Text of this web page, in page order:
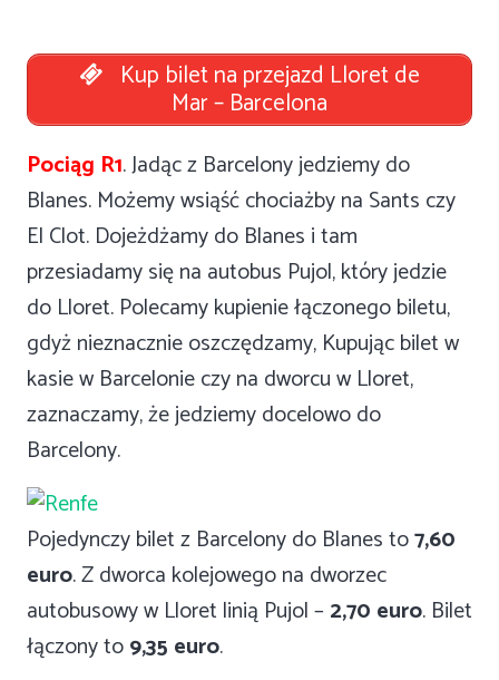
Kup bilet na przejazd Lloret de
Mar – Barcelona
Pociąg R1. Jadąc z Barcelony jedziemy do
Blanes. Możemy wsiąść chociażby na Sants czy
El Clot. Dojeżdżamy do Blanes i tam
przesiadamy się na autobus Pujol, który jedzie
do Lloret. Polecamy kupienie łączonego biletu,
gdyż nieznacznie oszczędzamy, Kupując bilet w
kasie w Barcelonie czy na dworcu w Lloret,
zaznaczamy, że jedziemy docelowo do
Barcelony.
Pojedynczy bilet z Barcelony do Blanes to7,60
euro. Z dworca kolejowego na dworzec
autobusowy w Lloret linią Pujol – 2,70 euro. Bilet
łączony to9,35 euro.